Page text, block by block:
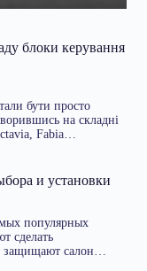
блоки керування
бути просто
на складні
Fabia…
и установки
популярных
сделать
защищают салон…